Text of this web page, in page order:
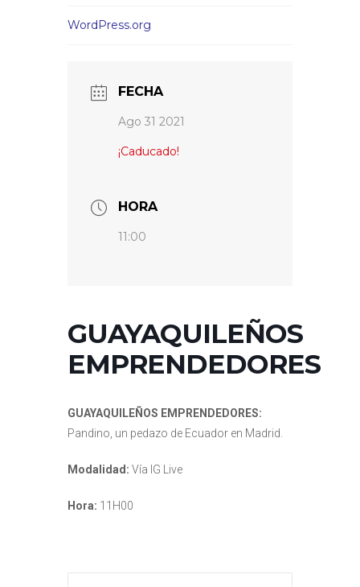
WordPress.org
FECHA
Ago 31 2021
¡Caducado!
HORA
11:00
GUAYAQUILEÑOS
EMPRENDEDORES
GUAYAQUILEÑOS EMPRENDEDORES:
Pandino, un pedazo de Ecuador en Madrid.
Modalidad: Vía IG Live
Hora: 11H00